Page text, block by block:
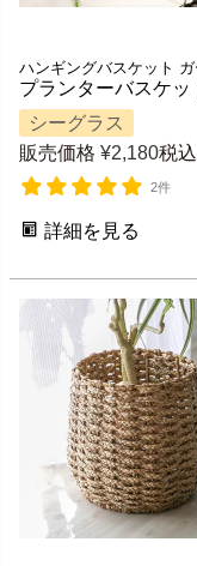
シーグラス
販売価格 ¥2,180税込
2件
詳細を見る